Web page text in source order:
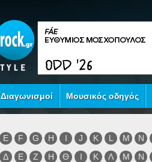
Διαγωνισμοί Μουσικός οδηγός
E F G H I J K L M N
Δ Ε Ζ Η Θ Ι Κ Λ Μ Ν